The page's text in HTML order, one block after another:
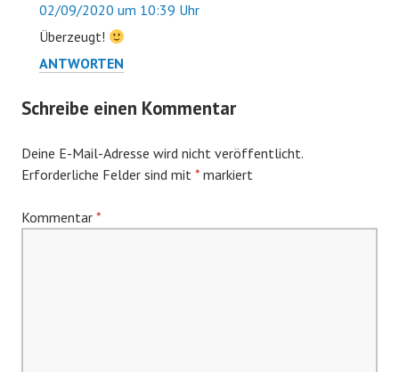
02/09/2020 um 10:39 Uhr
Überzeugt!
ANTWORTEN
Schreibe einen Kommentar
Deine E-Mail-Adresse wird nicht veröffentlicht.
Erforderliche Felder sind mit * markiert
Kommentar *